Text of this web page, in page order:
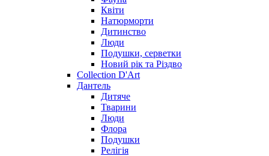
Квіти
Натюрморти
Дитинство
Люди
Подушки, серветки
Новий рік та Різдво
Collection D'Art
Дантель
Дитяче
Тварини
Люди
Флора
Подушки
Релігія